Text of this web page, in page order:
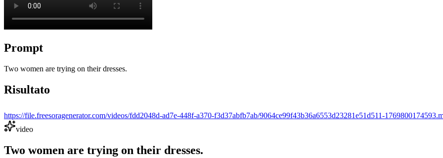
Prompt
Two women are trying on their dresses.
Risultato
https://file.freesoragenerator.com/videos/fdd2048d-ad7e-448f-a370-f3d37abfb7ab/9064ce99f43b36a6553d23281e51d511-
video
Two women are trying on their dresses.